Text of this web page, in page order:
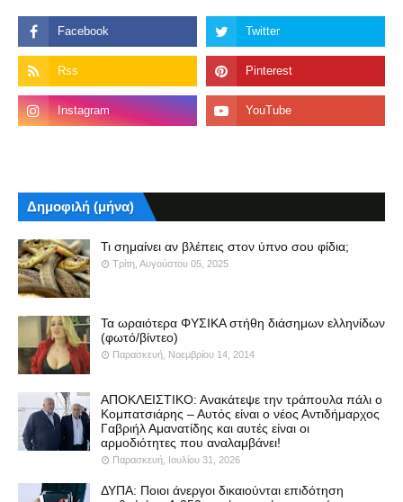
Δημοφιλή (μήνα)
Τι σημαίνει αν βλέπεις στον ύπνο σου φίδια;
Τρίτη, Αυγούστου 05, 2025
Τα ωραιότερα ΦΥΣΙΚΑ στήθη διάσημων ελληνίδων
(φωτό/βίντεο)
Παρασκευή, Νοεμβρίου 14, 2014
ΑΠΟΚΛΕΙΣΤΙΚΟ: Ανακάτεψε την τράπουλα πάλι ο
Κομπατσιάρης – Αυτός είναι ο νέος Αντιδήμαρχος
Γαβριήλ Αμανατίδης και αυτές είναι οι
αρμοδιότητες που αναλαμβάνει!
Παρασκευή, Ιουλίου 31, 2026
ΔΥΠΑ: Ποιοι άνεργοι δικαιούνται επιδότηση